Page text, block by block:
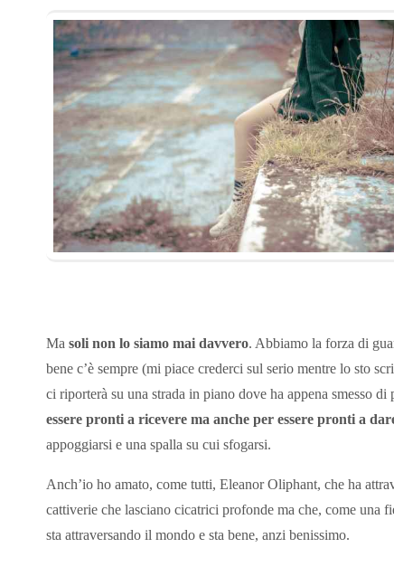
Ma soli non lo siamo mai davvero. Abbiamo la forza di
bene c’è sempre (mi piace crederci sul serio mentre lo sto
ci riporterà su una strada in piano dove ha appena smesso
essere pronti a ricevere ma anche per essere pronti a
appoggiarsi e una spalla su cui sfogarsi.
Anch’io ho amato, come tutti, Eleanor Oliphant, che ha
cattiverie che lasciano cicatrici profonde ma che, come una
sta attraversando il mondo e sta bene, anzi benissimo.